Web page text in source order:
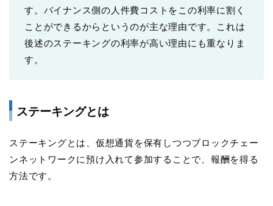
す。バイナンス側の人件費コストをこの利率に割く
ことができるからというのが主な理由です。これは
後述のステーキングの利率が高い理由にも重なりま
す。
ステーキングとは
ステーキングとは、仮想通貨を保有しつつブロックチェー
ンネットワークに預け入れて参加することで、報酬を得る
方法です。